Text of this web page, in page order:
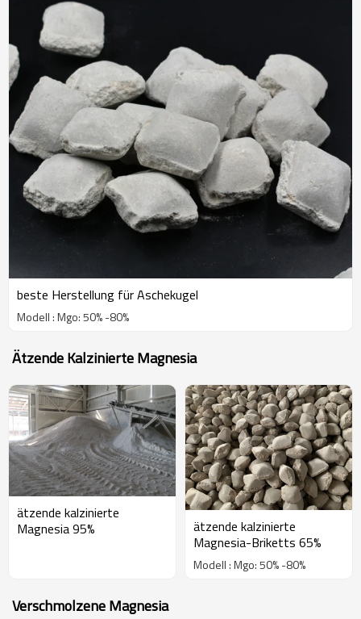
beste Herstellung für Aschekugel
Modell : Mgo: 50% -80%
Ätzende Kalzinierte Magnesia
ätzende kalzinierte
Magnesia 95%
ätzende kalzinierte
Magnesia-Briketts 65%
Modell : Mgo: 50% -80%
Verschmolzene Magnesia